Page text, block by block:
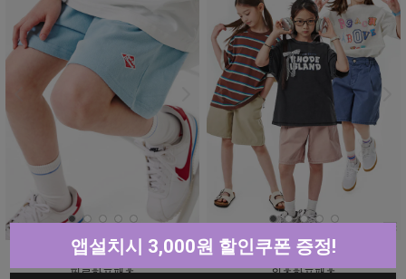
필로하프팬츠 위츠하프팬츠
앱설치시 3,000원 할인쿠폰 증정!